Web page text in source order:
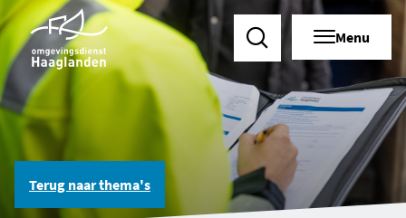
Zoeken Menu
Terug naarthema's